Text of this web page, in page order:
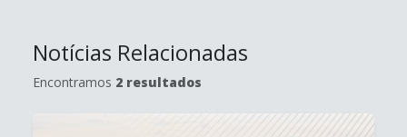
Notícias Relacionadas
Encontramos 2 resultados